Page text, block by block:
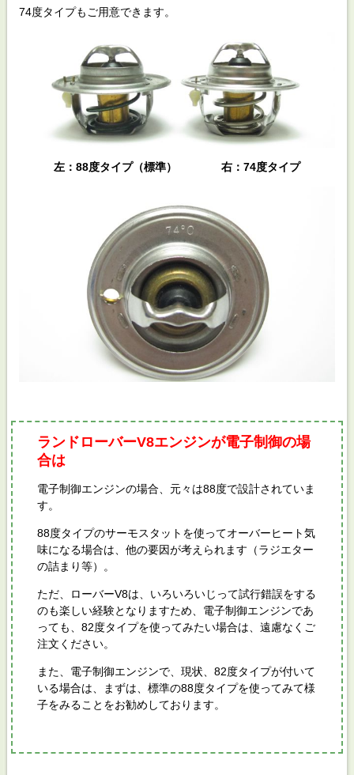
74度タイプもご用意できます。
左：88度タイプ（標準） 右：74度タイプ
ランドローバーV8エンジンが電子制御の場
合は
電子制御エンジンの場合、元々は88度で設計されていま
す。
88度タイプのサーモスタットを使ってオーバーヒート気
味になる場合は、他の要因が考えられます（ラジエター
の詰まり等）。
ただ、ローバーV8は、いろいろいじって試行錯誤をする
のも楽しい経験となりますため、電子制御エンジンであ
っても、82度タイプを使ってみたい場合は、遠慮なくご
注文ください。
また、電子制御エンジンで、現状、82度タイプが付いて
いる場合は、まずは、標準の88度タイプを使ってみて様
子をみることをお勧めしております。